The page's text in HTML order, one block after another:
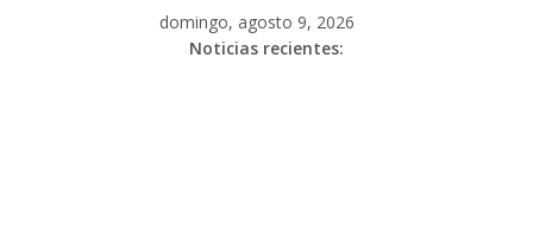
domingo, agosto 9, 2026
Noticias recientes: